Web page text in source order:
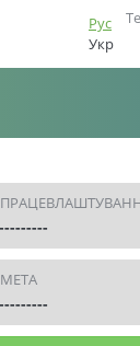
Рус
Укр
МЕТА